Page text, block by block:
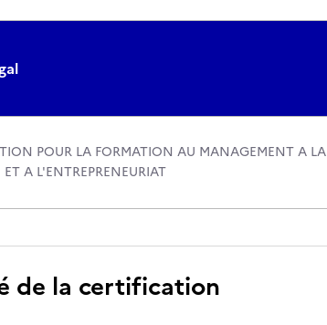
POUR LA FORMATION AU MANAGEMENT A LA
A L'ENTREPRENEURIAT
de la certification